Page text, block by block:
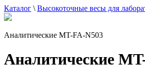
Каталог \ Высокоточные весы для
Аналитические MT-FA-N503
Аналитические